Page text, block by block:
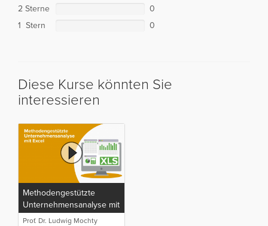
2 Sterne
0
1 Stern
0
Diese Kurse könnten Sie
interessieren
Methodengestützte
Unternehmensanalyse mit
Excel
Prof. Dr. Ludwig Mochty